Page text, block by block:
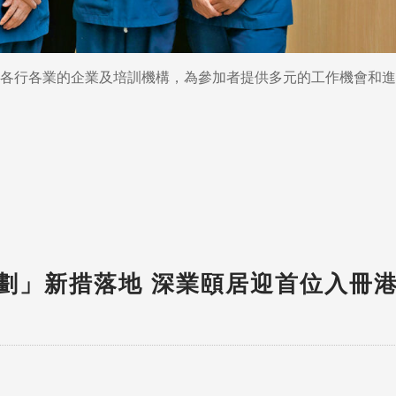
行各業的企業及培訓機構，為參加者提供多元的工作機會和
」新措落地 深業頤居迎首位入冊